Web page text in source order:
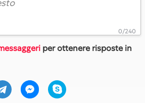
per ottenere risposte in
0/240